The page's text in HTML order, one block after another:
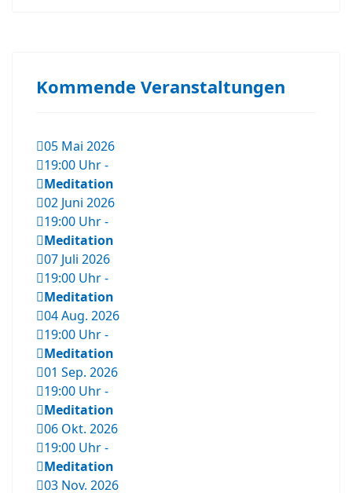
Kommende Veranstaltungen
05 Mai 2026
19:00 Uhr-
Meditation
02 Juni 2026
19:00 Uhr-
Meditation
07 Juli 2026
19:00 Uhr-
Meditation
04 Aug. 2026
19:00 Uhr-
Meditation
01 Sep. 2026
19:00 Uhr-
Meditation
06 Okt. 2026
19:00 Uhr-
Meditation
03 Nov. 2026